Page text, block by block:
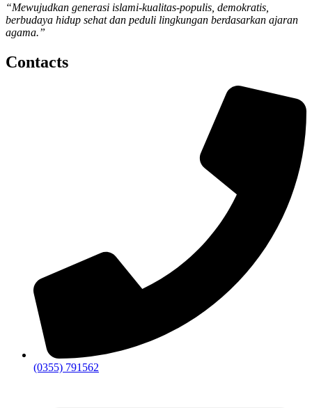
“Mewujudkan generasi islami-kualitas-populis, demokratis,
berbudaya hidup sehat dan peduli lingkungan berdasarkan ajaran
agama.”
Contacts
(0355) 791562